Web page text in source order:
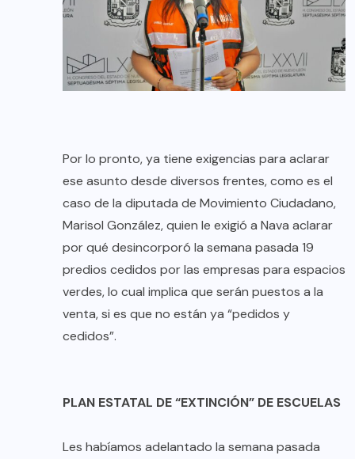
Por lo pronto, ya tiene exigencias para aclarar
ese asunto desde diversos frentes, como es el
caso de la diputada de Movimiento Ciudadano,
Marisol González, quien le exigió a Nava aclarar
por qué desincorporó la semana pasada 19
predios cedidos por las empresas para espacios
verdes, lo cual implica que serán puestos a la
venta, si es que no están ya “pedidos y
cedidos”.
PLAN ESTATAL DE “EXTINCIÓN” DE ESCUELAS
Les habíamos adelantado la semana pasada